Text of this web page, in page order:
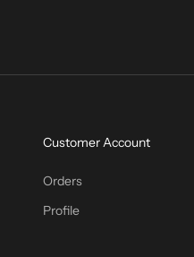
Customer Account
Orders
Profile